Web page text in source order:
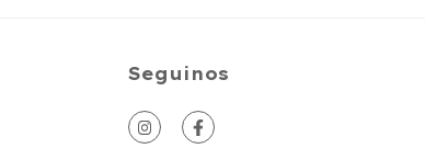
Seguinos